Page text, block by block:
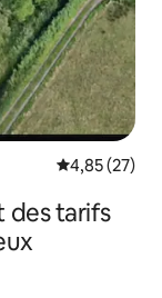
Évaluation
4,85 (27)
des tarifs